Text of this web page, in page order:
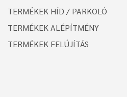
TERMÉKEK HÍD / PARKOLÓ
TERMÉKEK ALÉPÍTMÉNY
TERMÉKEK FELÚJÍTÁS